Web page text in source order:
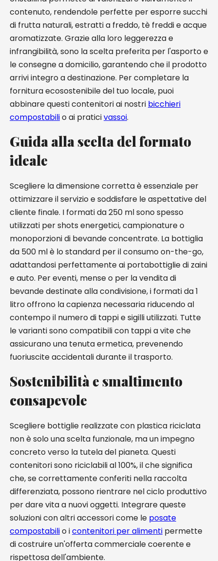
contenuto, rendendole perfette per esporre succhi
di frutta naturali, estratti a freddo, tè freddi e acque
aromatizzate. Grazie alla loro leggerezza e
infrangibilità, sono la scelta preferita per l'asporto e
le consegne a domicilio, garantendo che il prodotto
arrivi integro a destinazione. Per completare la
fornitura ecosostenibile del tuo locale, puoi
abbinare questi contenitori ai nostri bicchieri
compostabilio ai praticivassoi.
Guida alla scelta del formato
ideale
Scegliere la dimensione corretta è essenziale per
ottimizzare il servizio e soddisfare le aspettative del
cliente finale. I formati da 250 ml sono spesso
utilizzati per shots energetici, campionature o
monoporzioni di bevande concentrate. La bottiglia
da 500 ml è lo standard per il consumo on-the-go,
adattandosi perfettamente ai portabottiglie di zaini
e auto. Per eventi, mense o per la vendita di
bevande destinate alla condivisione, i formati da 1
litro offrono la capienza necessaria riducendo al
contempo il numero di tappi e sigilli utilizzati. Tutte
le varianti sono compatibili con tappi a vite che
assicurano una tenuta ermetica, prevenendo
fuoriuscite accidentali durante il trasporto.
Sostenibilità e smaltimento
consapevole
Scegliere bottiglie realizzate con plastica riciclata
non è solo una scelta funzionale, ma un impegno
concreto verso la tutela del pianeta. Questi
contenitori sono riciclabili al 100%, il che significa
che, se correttamente conferiti nella raccolta
differenziata, possono rientrare nel ciclo produttivo
per dare vita a nuovi oggetti. Integrare queste
soluzioni con altri accessori come le posate
compostabilio icontenitori per alimenti permette
di costruire un'offerta commerciale coerente e
rispettosa dell'ambiente.